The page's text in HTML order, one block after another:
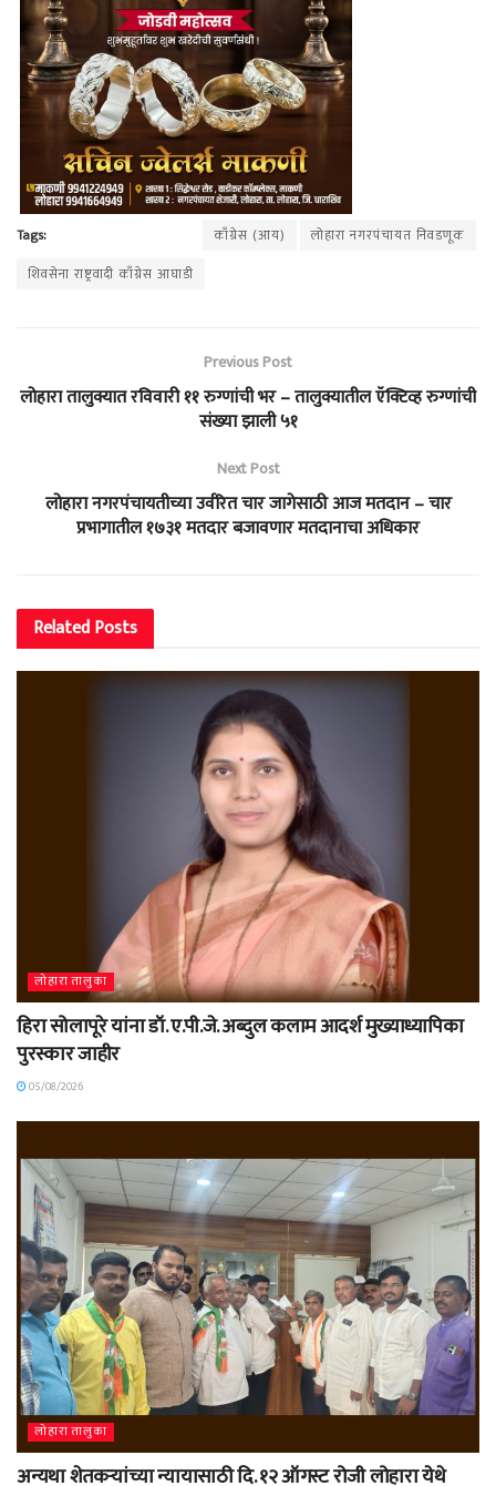
Tags: काँग्रेस (आय)
लोहारा नगरपंचायत निवडणूक
शिवसेना राष्ट्रवादी काँग्रेस आघाडी
Previous Post
लोहारा तालुक्यात रविवारी ११ रुग्णांची भर – तालुक्यातील ऍक्टिव्ह रुग्णांची
संख्या झाली ५१
Next Post
लोहारा नगरपंचायतीच्या उर्वरित चार जागेसाठी आज मतदान – चार
प्रभागातील १७३१ मतदार बजावणार मतदानाचा अधिकार
RelatedPosts
लोहारा तालुका
हिरा सोलापूरे यांना डॉ. ए.पी.जे. अब्दुल कलाम आदर्श मुख्याध्यापिका
पुरस्कार जाहीर
05/08/2026
लोहारा तालुका
अन्यथा शेतकऱ्यांच्या न्यायासाठी दि. १२ ऑगस्ट रोजी लोहारा येथे